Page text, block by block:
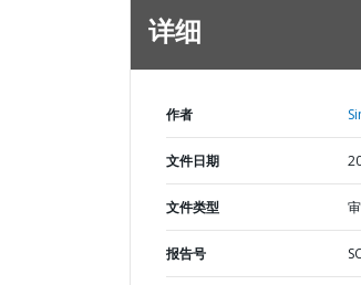
详细
作者
文件日期
文件类型
报告号